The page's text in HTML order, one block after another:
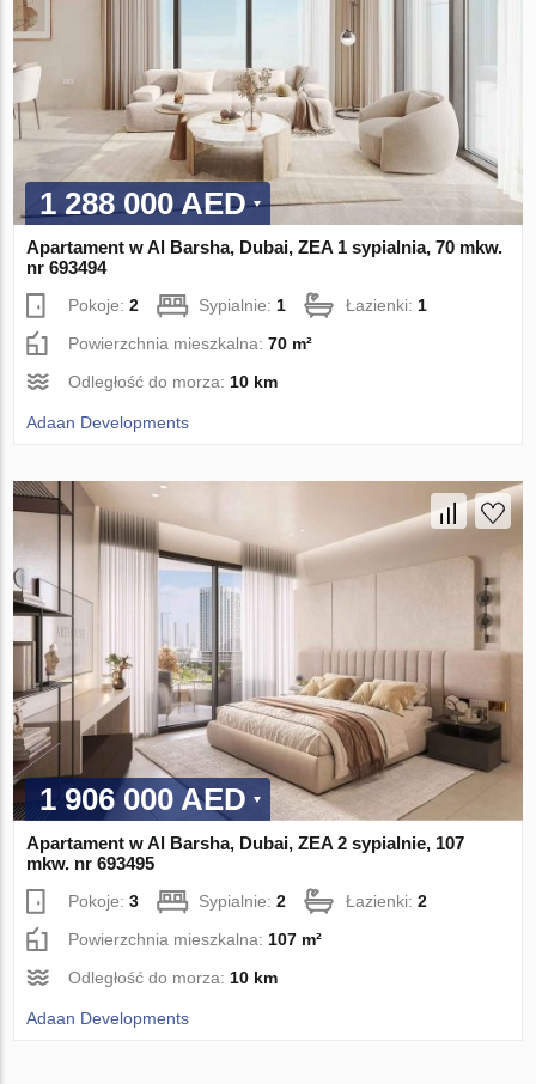
1 288 000 AED
Apartament w Al Barsha, Dubai, ZEA 1 sypialnia, 70 mkw.
nr 693494
Pokoje:2 Sypialnie:1 Łazienki:1
Powierzchnia mieszkalna:70 m²
Odległość do morza:10 km
Adaan Developments
1 906 000 AED
Apartament w Al Barsha, Dubai, ZEA 2 sypialnie, 107
mkw. nr 693495
Pokoje:3 Sypialnie:2 Łazienki:2
Powierzchnia mieszkalna: 107 m²
Odległość do morza: 10 km
Adaan Developments